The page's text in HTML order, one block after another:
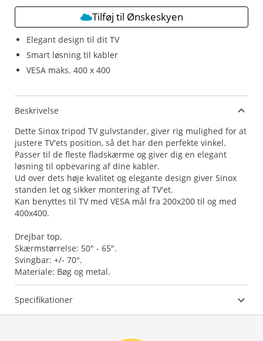
Elegant design til dit TV
Smart løsning til kabler
VESA maks. 400 x 400
Tilføj til Ønskeskyen
Beskrivelse
Dette Sinox tripod TV gulvstander, giver rig mulighed for at
justere TV'ets position, så det har den perfekte vinkel.
Passer til de fleste fladskærme og giver dig en elegant
løsning til opbevaring af dine kabler.
Ud over dets høje kvalitet og elegante design giver Sinox
standen let og sikker montering af TV'et.
Kan benyttes til TV med VESA mål fra 200x200 til og med
400x400.
Drejbar top.
Skærmstørrelse: 50" - 65".
Svingbar: +/- 70°.
Materiale: Bøg og metal.
Specifikationer